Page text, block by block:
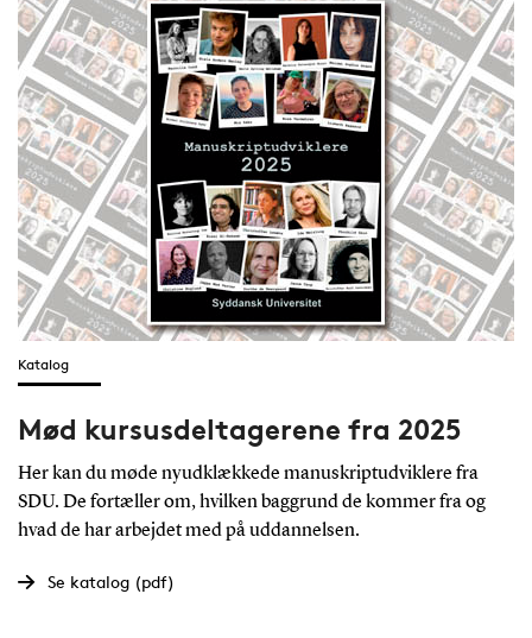
Katalog
Mød kursusdeltagerene fra 2025
Her kan du møde nyudklækkede manuskriptudviklere fra
SDU. De fortæller om, hvilken baggrund de kommer fra og
hvad de har arbejdet med på uddannelsen.
Se katalog (pdf)